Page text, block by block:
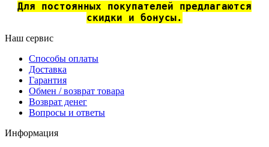
Для постоянных покупателей предлагаются
скидки и бонусы.
Наш сервис
Способы оплаты
Доставка
Гарантия
Обмен / возврат товара
Возврат денег
Вопросы и ответы
Информация